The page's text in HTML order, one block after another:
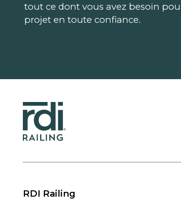
tout ce dont vous avez besoin
projet en toute confiance.
RDI Railing